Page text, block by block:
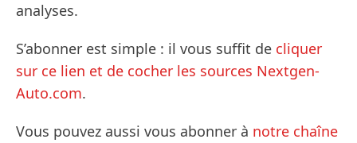
analyses.
S’abonner est simple : il vous suffit de cliquer
sur ce lien et de cocher les sources Nextgen-
Auto.com.
Vous pouvez aussi vous abonner à notre chaîne